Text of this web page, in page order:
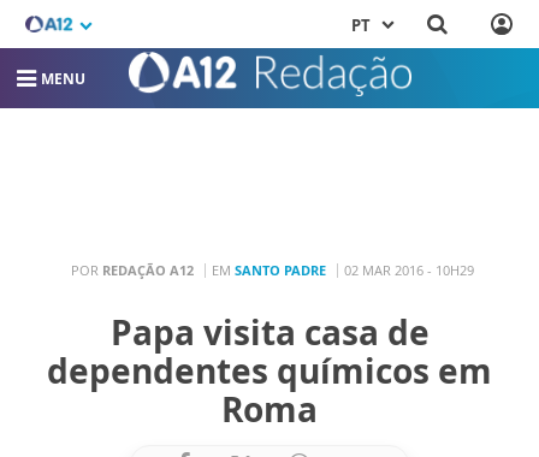
PT
MENU
POR REDAÇÃO A12 EM SANTO PADRE 02 MAR 2016 - 10H29
Papa visita casa de
dependentes químicos em
Roma